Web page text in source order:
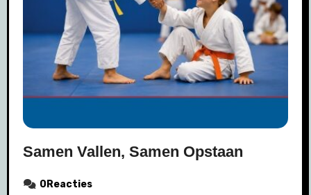
Samen Vallen, Samen Opstaan
0Reacties